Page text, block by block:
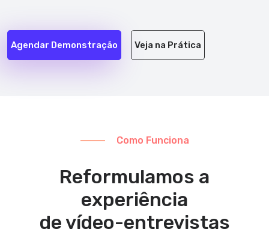
Agendar Demonstração Veja na Prática
Como Funciona
Reformulamos a
experiência
de vídeo-entrevistas